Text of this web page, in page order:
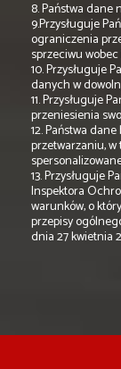
8. Państwa dane
9.Przysługuje
ograniczenia
sprzeciwu
10. Przysługuje
danych w
11. Przysługuje
przeniesienia
12. Państwa
przetwarzaniu,
13. Przysługuje
Inspektora
warunków, o
przepisy
dnia 27 kwietnia